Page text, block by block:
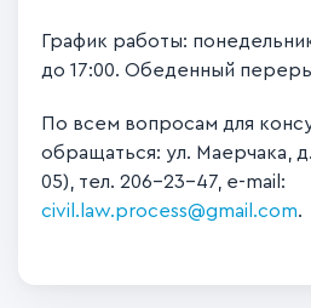
График работы:
до 17:00. Обеденный
По всем вопросам для
обращаться: ул. Маерчака,
05), тел. 206-23-47, e-mail :
civil.law.process@gmail.com.